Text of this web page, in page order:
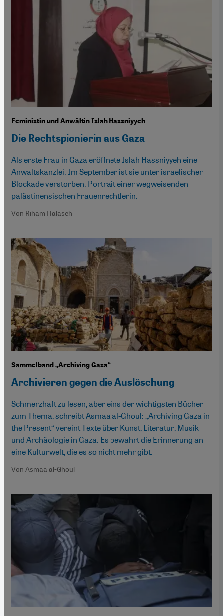
Feministin und Anwältin Islah Hassniyyeh
Die Rechtspionierin aus Gaza
Als erste Frau in Gaza eröffnete Islah Hassniyyeh eine
Anwaltskanzlei. Im September ist sie unter israelischer
Blockade verstorben. Portrait einer wegweisenden
palästinensischen Frauenrechtlerin.
Von Riham Halaseh
Sammelband „Archiving Gaza“
Archivieren gegen die Auslöschung
Schmerzhaft zu lesen, aber eins der wichtigsten Bücher
zum Thema, schreibt Asmaa al-Ghoul: „Archiving Gaza in
the Present“ vereint Texte über Kunst, Literatur, Musik
und Archäologie in Gaza. Es bewahrt die Erinnerung an
eine Kulturwelt, die es so nicht mehr gibt.
Von Asmaa al-Ghoul